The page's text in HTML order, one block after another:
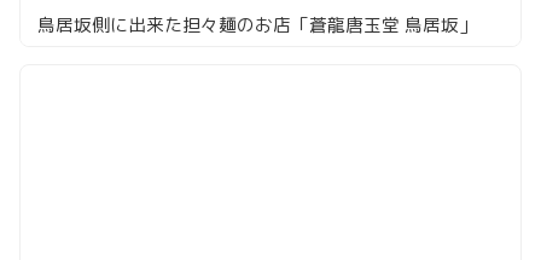
鳥居坂側に出来た担々麺のお店「蒼龍唐玉堂 鳥居坂」